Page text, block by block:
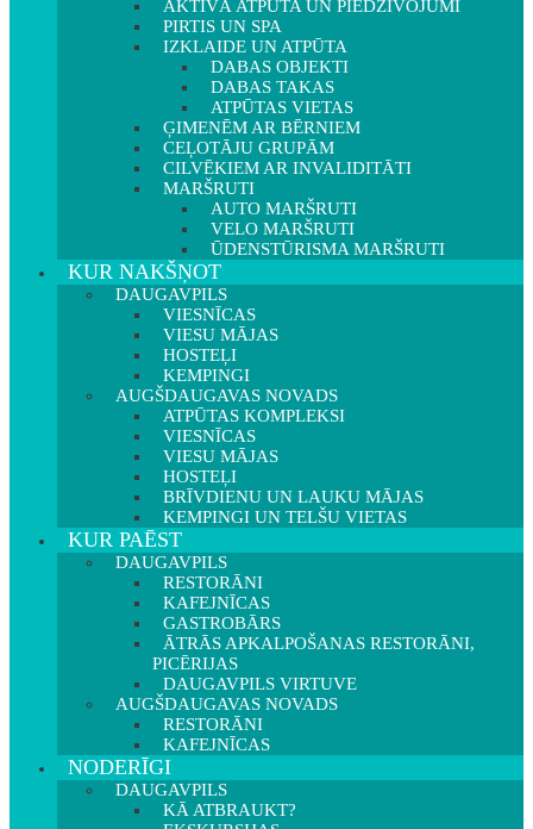
AKTĪVĀ ATPŪTA UN PIEDZĪVOJUMI
PIRTIS UN SPA
IZKLAIDE UN ATPŪTA
DABAS OBJEKTI
DABAS TAKAS
ATPŪTAS VIETAS
ĢIMENĒM AR BĒRNIEM
CEĻOTĀJU GRUPĀM
CILVĒKIEM AR INVALIDITĀTI
MARŠRUTI
AUTO MARŠRUTI
VELO MARŠRUTI
ŪDENSTŪRISMA MARŠRUTI
KUR NAKŠŅOT
DAUGAVPILS
VIESNĪCAS
VIESU MĀJAS
HOSTEĻI
KEMPINGI
AUGŠDAUGAVAS NOVADS
ATPŪTAS KOMPLEKSI
VIESNĪCAS
VIESU MĀJAS
HOSTEĻI
BRĪVDIENU UN LAUKU MĀJAS
KEMPINGI UN TELŠU VIETAS
KUR PAĒST
DAUGAVPILS
RESTORĀNI
KAFEJNĪCAS
GASTROBĀRS
ĀTRĀS APKALPOŠANAS RESTORĀNI,
PICĒRIJAS
DAUGAVPILS VIRTUVE
AUGŠDAUGAVAS NOVADS
RESTORĀNI
KAFEJNĪCAS
NODERĪGI
DAUGAVPILS
KĀ ATBRAUKT?